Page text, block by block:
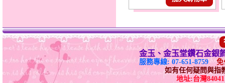
金玉、金玉堂鑽石金銀
服務專線: 07-651-8759
免
如有任何疑問與指
地址:台灣